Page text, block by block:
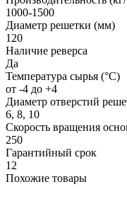
1000-1500
Диаметр решетки (мм)
120
Наличие реверса
Да
Температура сырья (°C)
от -4 до +4
Диаметр отверстий
6, 8, 10
Скорость вращения
250
Гарантийный срок
12
Похожие товары